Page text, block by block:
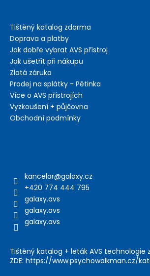
Tištěný katalog zdarma
Doprava a platby
Jak dobře vybrat AVS přístroj
Jak ušetřit při nákupu
Zlatá záruka
Prodej na splátky - Pětinka
Více o AVS přístrojích
Vyzkoušení + půjčovna
Obchodní podmínky
kancelar@galaxy.cz
+420 774 444 795
galaxy.avs
galaxy.avs
galaxy.avs
Tištěný katalog + leták AVS technologie
ZDE: https://www.psychowalkman.cz/